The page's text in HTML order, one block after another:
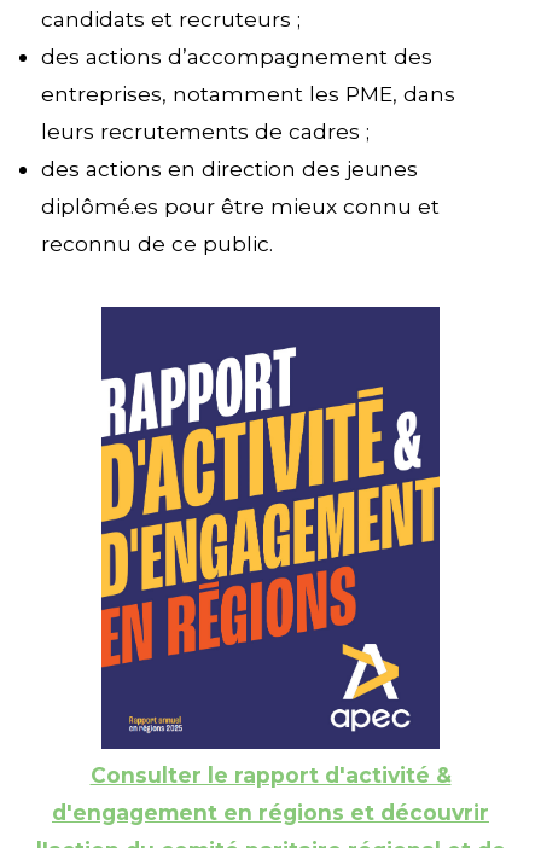
candidats et recruteurs ;
des actions d’accompagnement des
entreprises, notamment les PME, dans
leurs recrutements de cadres ;
des actions en direction des jeunes
diplômé.es pour être mieux connu et
reconnu de ce public.
Consulter le rapport d'activité &
d'engagement en régions et découvrir